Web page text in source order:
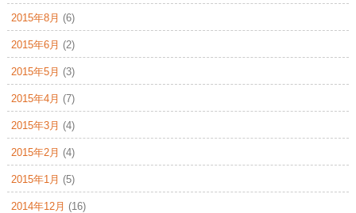
2015年8月 (6)
2015年6月 (2)
2015年5月 (3)
2015年4月 (7)
2015年3月 (4)
2015年2月 (4)
2015年1月 (5)
2014年12月 (16)